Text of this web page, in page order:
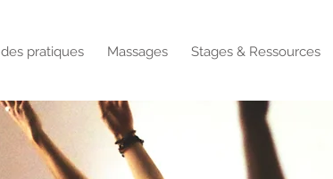
pratiques Massages Stages & Ressources